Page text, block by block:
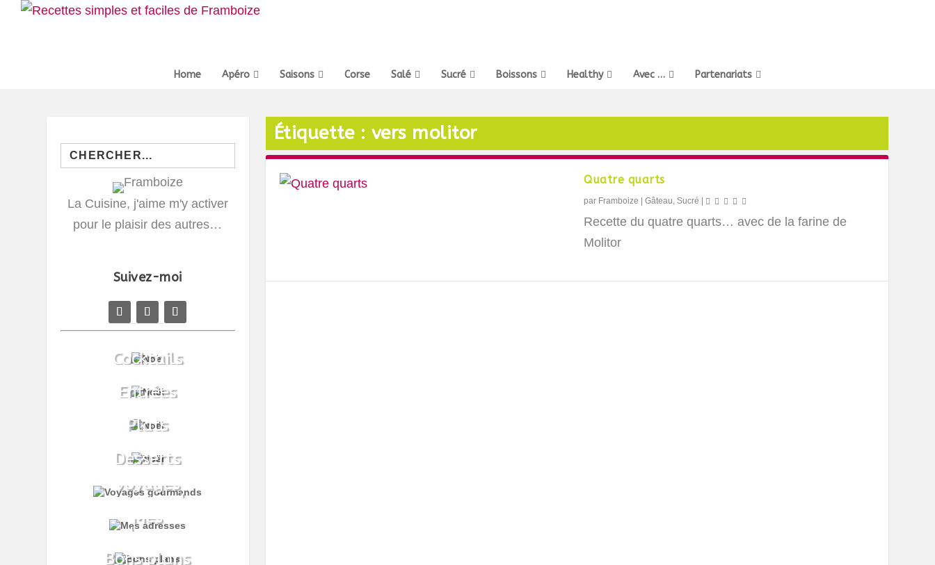
Home Apéro Saisons Corse Salé Sucré Boissons Healthy Avec … Partenariats
Étiquette : vers molitor
Quatre quarts
par Framboize |Gâteau,Sucré
Recette du quatre quarts… avec de la farine de
Molitor
Search
for:
La Cuisine, j'aime m'y activer
pour le plaisir des autres…
Suivez-moi